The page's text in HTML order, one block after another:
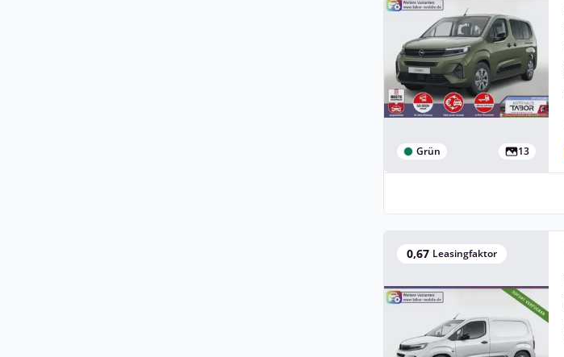
Grün 13
0,67 Leasingfaktor